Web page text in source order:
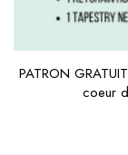
PATRON
coeur